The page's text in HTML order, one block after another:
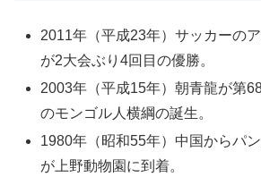
2011年（平成23年）サッカーの
が2大会ぶり4回目の優勝。
2003年（平成15年）朝青龍が第
のモンゴル人横綱の誕生。
1980年（昭和55年）中国からパ
が上野動物園に到着。